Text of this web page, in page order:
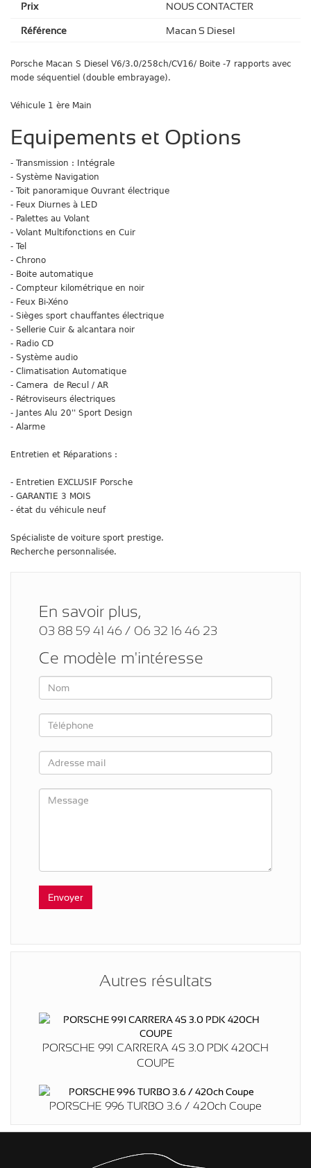
Prix NOUS CONTACTER
Référence Macan S Diesel
Porsche Macan S Diesel V6/3.0/258ch/CV16/ Boite -7 rapports avec
mode séquentiel (double embrayage).
Véhicule 1 ère Main
Equipements et Options
- Transmission : Intégrale
- Système Navigation
- Toit panoramique Ouvrant électrique
- Feux Diurnes à LED
- Palettes au Volant
- Volant Multifonctions en Cuir
- Tel
- Chrono
- Boite automatique
- Compteur kilométrique en noir
- Feux Bi-Xéno
- Sièges sport chauffantes électrique
- Sellerie Cuir & alcantara noir
- Radio CD
- Système audio
- Climatisation Automatique
- Camera de Recul / AR
- Rétroviseurs électriques
- Jantes Alu 20'' Sport Design
- Alarme
Entretien et Réparations :
- Entretien EXCLUSIF Porsche
- GARANTIE 3 MOIS
- état du véhicule neuf
Spécialiste de voiture sport prestige.
Recherche personnalisée.
En savoir plus,
03 88 59 41 46 / 06 32 16 46 23
Ce modèle m'intéresse
Autres résultats
PORSCHE 991 CARRERA 4S 3.0 PDK 420CH
COUPE
PORSCHE 996 TURBO 3.6 / 420ch Coupe